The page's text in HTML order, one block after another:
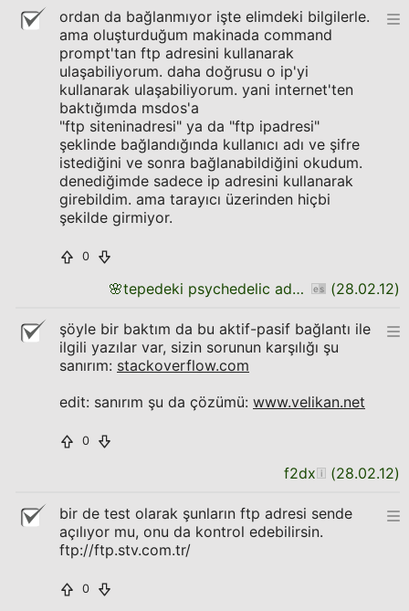
ordan da bağlanmıyor işte elimdeki bilgilerle.
ama oluşturduğum makinada command
prompt'tan ftp adresini kullanarak
ulaşabiliyorum. daha doğrusu o ip'yi
kullanarak ulaşabiliyorum. yani internet'ten
baktığımda msdos'a
"ftp siteninadresi" ya da "ftp ipadresi"
şeklinde bağlandığında kullanıcı adı ve şifre
istediğini ve sonra bağlanabildiğini okudum.
denediğimde sadece ip adresini kullanarak
girebildim. ama tarayıcı üzerinden hiçbi
şekilde girmiyor.
0
🌸 tepedeki psychedelic adam (28.02.12)
şöyle bir baktım da bu aktif-pasif bağlantı ile
ilgili yazılar var, sizin sorunun karşılığı şu
sanırım: stackoverflow.com
edit: sanırım şu da çözümü: www.velikan.net
0
f2dx (28.02.12)
bir de test olarak şunların ftp adresi sende
açılıyor mu, onu da kontrol edebilirsin.
ftp://ftp.stv.com.tr/
0